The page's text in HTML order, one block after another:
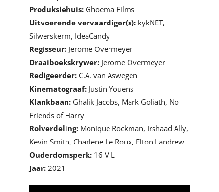
Produksiehuis:Ghoema Films
Uitvoerende vervaardiger(s):kykNET,
Silwerskerm, IdeaCandy
Regisseur:Jerome Overmeyer
Draaiboekskrywer:Jerome Overmeyer
Redigeerder:C.A. van Aswegen
Kinematograaf:Justin Youens
Klankbaan:Ghalik Jacobs, Mark Goliath, No
Friends of Harry
Rolverdeling:Monique Rockman, Irshaad Ally,
Kevin Smith, Charlene Le Roux, Elton Landrew
Ouderdomsperk:16 V L
Jaar:2021